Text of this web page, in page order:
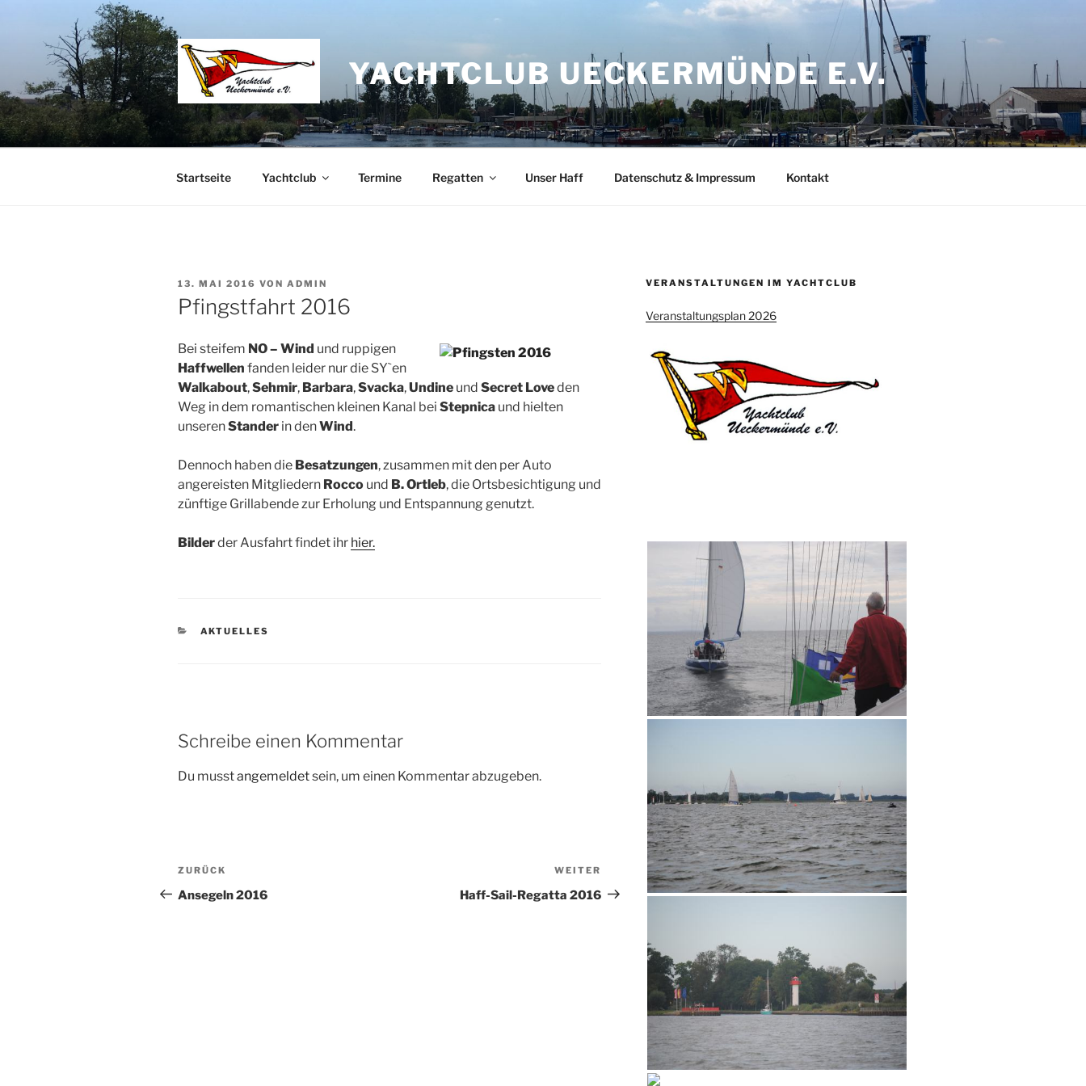
springen
YACHTCLUB UECKERMÜNDE E.V.
Startseite Yachtclub Termine Regatten Unser Haff Datenschutz & Impressum Kontakt
VERÖFFENTLICHT
AM
13. MAI 2016 VON ADMIN
Pfingstfahrt 2016
Bei steifem NO – Wind und ruppigen
Haffwellen fanden leider nur die SY`en
Walkabout,Sehmir, Barbara,Svacka,Undine und Secret Loveden
Weg in dem romantischen kleinen Kanal bei Stepnica und hielten
unserenStander in denWind.
Dennoch haben die Besatzungen, zusammen mit den per Auto
angereisten Mitgliedern Rocco und B. Ortleb, die Ortsbesichtigung und
zünftige Grillabende zur Erholung und Entspannung genutzt.
Bilderder Ausfahrt findet ihr hier.
KATEGORIEN
AKTUELLES
Schreibe einen Kommentar
Du musstangemeldetsein, um einen Kommentar abzugeben.
Beitragsnavigation
Vorheriger
Beitrag
ZURÜCK
Ansegeln 2016
Nächster
Beitrag
WEITER
Haff-Sail-Regatta 2016
VERANSTALTUNGEN IM YACHTCLUB
Veranstaltungsplan 2026